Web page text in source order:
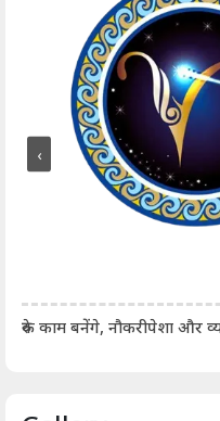
रुके काम बनेंगे, नौकरीपेशा और
‹